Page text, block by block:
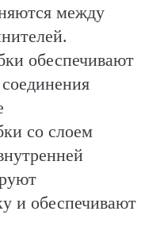
между
обеспечивают
со слоем
и обеспечивают